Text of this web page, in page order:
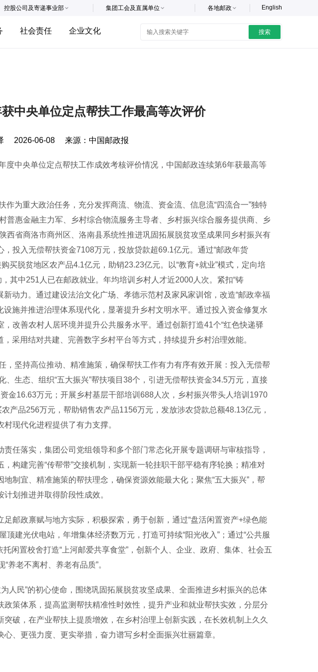
English
各地邮政
集团工会及直属单位
控股公司及寄递事业部
社会责任 企业文化 搜索
中央单位定点帮扶工作最高等次评价
2026-06-08 来源： 中国邮政报
中央单位定点帮扶工作成效考核评价情况，中国邮政连续第6年获最高等
为重大政治任务，充分发挥商流、物流、资金流、信息流“四流合一”独特
普惠金融主力军、乡村综合物流服务主导者、乡村振兴综合服务提供商、乡
西省商洛市商州区、洛南县系统性推进巩固拓展脱贫攻坚成果同乡村振兴有
投入无偿帮扶资金7108万元，投放贷款超69.1亿元。通过“邮政年货
买脱贫地区农产品4.1亿元，助销23.23亿元。以“教育+就业”模式，定向培
其中251人已在邮政就业。年均培训乡村人才近2000人次。紧扣“铸
新动力。通过建设法治文化广场、孝德示范村及家风家训馆，改造“邮政幸福
设施并推进治理体系现代化，显著提升乡村文明水平。通过投入资金修复水
改善农村人居环境并提升公共服务水平。通过创新打造41个“红色快递驿
，采用结对共建、完善数字乡村平台等方式，持续提升乡村治理效能。
坚持高位推动、精准施策，确保帮扶工作有力有序有效开展：投入无偿帮
生态、组织“五大振兴”帮扶项目38个，引进无偿帮扶资金34.5万元，直接
金16.63万元；开展乡村基层干部培训688人次，乡村振兴带头人培训1970
产品256万元，帮助销售农产品1156万元，发放涉农贷款总额48.13亿元，
现代化进程提供了有力支撑。
落实，集团公司党组领导和多个部门常态化开展专题调研与审核指导，
构建完善“传帮带”交接机制，实现新一轮挂职干部平稳有序轮换；精准对
制宜、精准施策的帮扶理念，确保资源效能最大化；聚焦“五大振兴”，帮
划推进并取得阶段性成效。
政禀赋与地方实际，积极探索，勇于创新，通过“盘活闲置资产+绿色能
顶建光伏电站，年增集体经济数万元，打造可持续“阳光收入”；通过“公共服
闲置校舍打造“上河邮爱共享食堂”，创新个人、企业、政府、集体、社会五
养老不离村、养老有品质”。
民”的初心使命，围绕巩固拓展脱贫攻坚成果、全面推进乡村振兴的总体
政策体系，提高监测帮扶精准性时效性，提升产业和就业帮扶实效，分层分
破，在产业帮扶上提质增效，在乡村治理上创新实践，在长效机制上久久
、更强力度、更实举措，奋力谱写乡村全面振兴壮丽篇章。